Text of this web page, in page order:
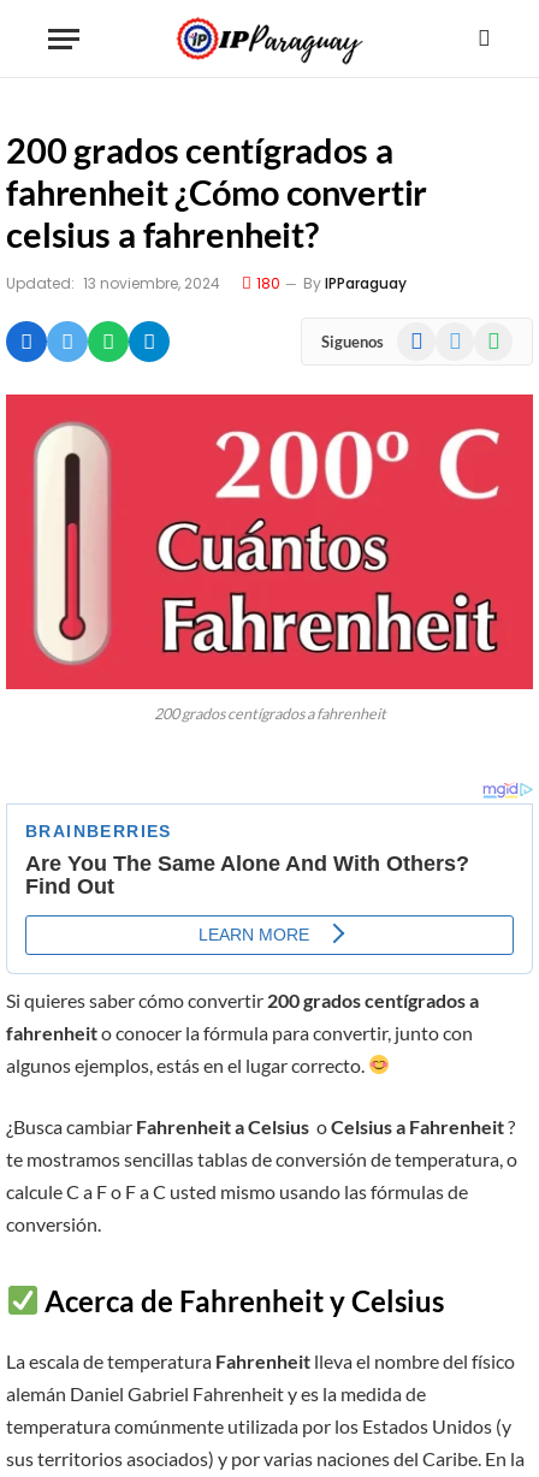
200 grados centígrados a
fahrenheit ¿Cómo convertir
celsius a fahrenheit?
Updated: 13 noviembre, 2024 180 ByIPParaguay
Siguenos Facebook
200 grados centígrados a fahrenheit
Si quieres saber cómo convertir 200 grados centígrados a
fahrenheito conocer la fórmula para convertir, junto con
algunos ejemplos, estás en el lugar correcto.
¿Busca cambiar Fahrenheit a Celsius oCelsius a Fahrenheit?
te mostramos sencillas tablas de conversión de temperatura, o
calcule C a F o F a C usted mismo usando las fórmulas de
conversión.
Acerca de Fahrenheit y Celsius
La escala de temperatura Fahrenheit lleva el nombre del físico
alemán Daniel Gabriel Fahrenheit y es la medida de
temperatura comúnmente utilizada por los Estados Unidos (y
sus territorios asociados) y por varias naciones del Caribe. En la